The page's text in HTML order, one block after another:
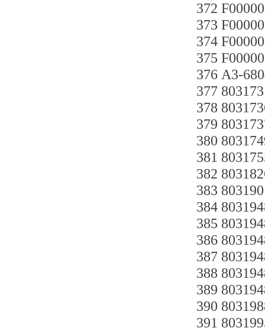
372
373
374
375
376 A3-
377
378
379
380
381
382
383
384
385
386
387
388
389
390
391